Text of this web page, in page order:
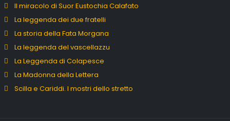
Il miracolo di Suor Eustochia Calafato
La leggenda dei due fratelli
La storia della Fata Morgana
La leggenda del vascellazzu
La Leggenda di Colapesce
La Madonna della Lettera
Scilla e Cariddi. I mostri dello stretto